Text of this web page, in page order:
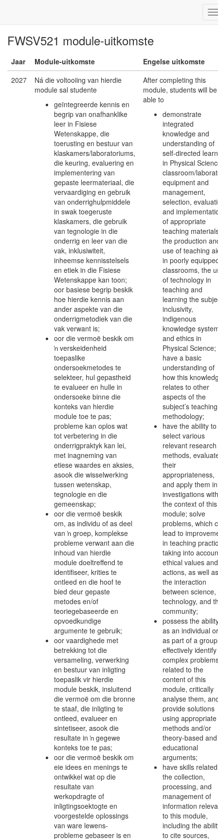
FWSV521 module-uitkomste
Jaar Module-uitkomste
Engelse uitkomste
2027
Ná die voltooiing van hierdie
module sal studente
geïntegreerde kennis en
begrip van onafhanklike
leer in Fisiese
Wetenskappe, die
toerusting en bestuur van
klaskamers/laboratoriums,
die keuring, evaluering en
implementering van
gepaste leermateriaal, die
vervaardiging en gebruik
van onderrighulpmiddele
in swak toegeruste
klaskamers, die gebruik
van tegnologie in die
onderrig en leer van die
vak, inklusiwiteit,
inheemse kennisstelsels
en etiek in die Fisiese
Wetenskappe kan toon;
oor basiese begrip beskik
hoe hierdie kennis aan
ander aspekte van die
onderrigmetodiek van die
vak verwant is;
oor die vermoë beskik om
ŉ verskeidenheid
toepaslike
ondersoekmetodes te
selekteer, hul gepastheid
te evalueer en hulle in
ondersoeke binne die
konteks van hierdie
module toe te pas;
probleme kan oplos wat
tot verbetering in die
onderrigpraktyk kan lei,
met inagneming van
etiese waardes en aksies,
asook die wisselwerking
tussen wetenskap,
tegnologie en die
gemeenskap;
oor die vermoë beskik
om, as individu of as deel
van ŉ groep, komplekse
probleme verwant aan die
inhoud van hierdie
module doeltreffend te
identifiseer, krities te
ontleed en die hoof te
bied deur gepaste
metodes en/of
teoriegebaseerde en
opvoedkundige
argumente te gebruik;
oor vaardighede met
betrekking tot die
versameling, verwerking
en bestuur van inligting
toepaslik vir hierdie
module beskik, insluitend
die vermoë om die bronne
te staaf, die inligting te
ontleed, evalueer en
sintetiseer, asook die
resultate in ŉ gegewe
konteks toe te pas;
oor die vermoë beskik om
eie idees en menings te
ontwikkel wat op die
resultate van
werkopdragte of
inligtingsoektogte en
voorgestelde oplossings
van ware lewens-
probleme gebaseer is en
After completing this
module, students will be
able to
demonstrate
integrated
knowledge and
understanding of
self-directed
in Physical
classroom/
equipment and
management,
selection,
and
of appropriate
teaching
the production
use of teaching
in poorly
classrooms, the
of technology in
teaching and
learning the
inclusivity,
indigenous
knowledge
and ethics in
Physical Science;
have a basic
understanding of
how this
relates to other
aspects of the
subject’s teaching
methodology;
have the ability to
select various
relevant research
methods,
their
appropriateness,
and apply them in
investigations
the context of this
module; solve
problems, which
lead to
in teaching
taking into
ethical values and
actions, as well as
the interaction
between science,
technology, and
community;
possess the
as an individual or
as part of a
effectively identify
complex
related to the
content of this
module, critically
analyse them,
provide solutions
using appropriate
methods and/or
theory-based and
educational
arguments;
have skills
the collection,
processing, and
management of
information
to this module,
including the
to cite sources,